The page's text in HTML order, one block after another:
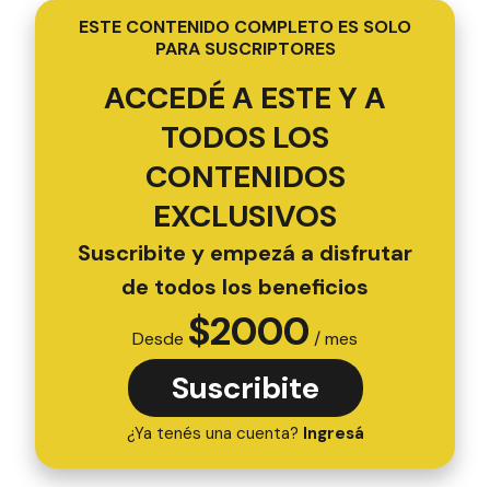
ESTE CONTENIDO COMPLETO ES SOLO
PARA SUSCRIPTORES
ACCEDÉ A ESTE Y A
TODOS LOS
CONTENIDOS
EXCLUSIVOS
Suscribite y empezá a disfrutar
de todos los beneficios
Desde $2000 / mes
Suscribite
¿Ya tenés una cuenta? Ingresá